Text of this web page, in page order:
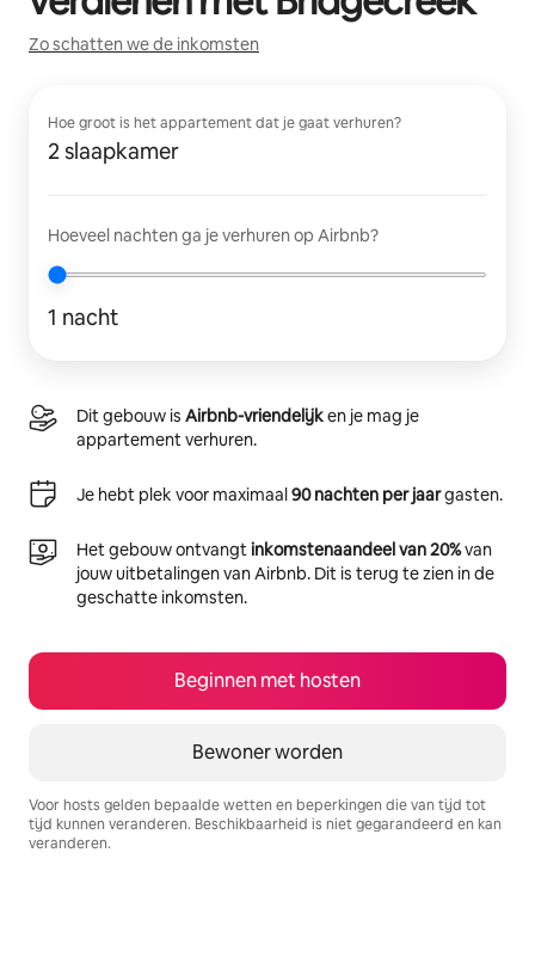
Zo schatten we de inkomsten
Hoe groot is het appartement dat je gaat verhuren?
2 slaapkamer
Hoeveel nachten ga je verhuren op Airbnb?
1 nacht
Dit gebouw is Airbnb-vriendelijken je mag je
appartement verhuren.
Je hebt plek voor maximaal90 nachten per jaargasten.
Het gebouw ontvangtinkomstenaandeel van 20%van
jouw uitbetalingen van Airbnb. Dit is terug te zien in de
geschatte inkomsten.
Beginnen met hosten
Bewoner worden
Voor hosts gelden bepaalde wetten en beperkingen die van tijd tot
tijd kunnen veranderen. Beschikbaarheid is niet gegarandeerd en kan
veranderen.